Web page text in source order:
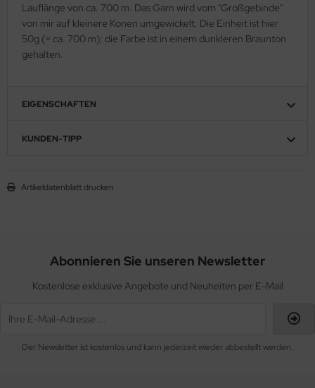
Lauflänge von ca. 700 m. Das Garn wird vom "Großgebinde"
von mir auf kleinere Konen umgewickelt. Die Einheit ist hier
50g (= ca. 700 m); die Farbe ist in einem dunkleren Braunton
gehalten.
EIGENSCHAFTEN
KUNDEN-TIPP
Artikeldatenblatt drucken
Abonnieren Sie unseren Newsletter
Kostenlose exklusive Angebote und Neuheiten per E-Mail
Der Newsletter ist kostenlos und kann jederzeit wieder abbestellt werden.